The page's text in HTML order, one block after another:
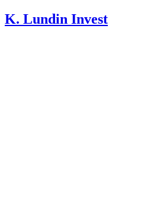
K. Lundin Invest